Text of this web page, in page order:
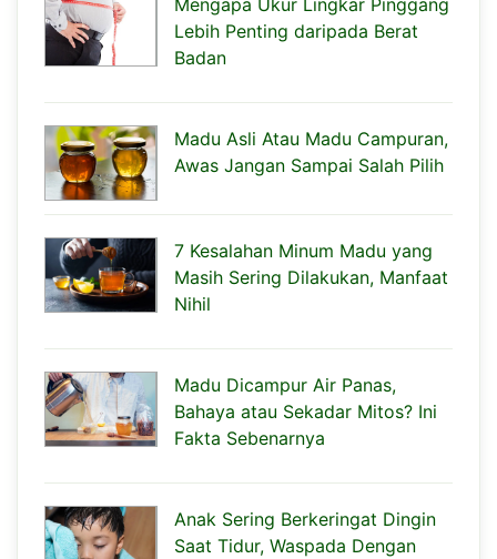
Lebih Penting daripada Berat
Badan
Madu Asli Atau Madu Campuran,
Awas Jangan Sampai Salah Pilih
7 Kesalahan Minum Madu yang
Masih Sering Dilakukan, Manfaat
Nihil
Madu Dicampur Air Panas,
Bahaya atau Sekadar Mitos? Ini
Fakta Sebenarnya
Anak Sering Berkeringat Dingin
Saat Tidur, Waspada Dengan